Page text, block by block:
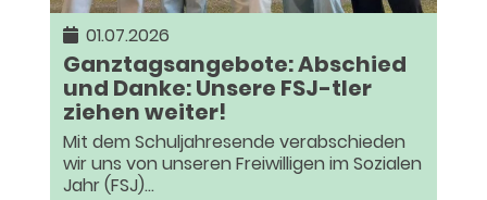
01.07.2026
Ganztagsangebote: Abschied
und Danke: Unsere FSJ-tler
ziehen weiter!
Mit dem Schuljahresende verabschieden
wir uns von unseren Freiwilligen im Sozialen
Jahr (FSJ)...